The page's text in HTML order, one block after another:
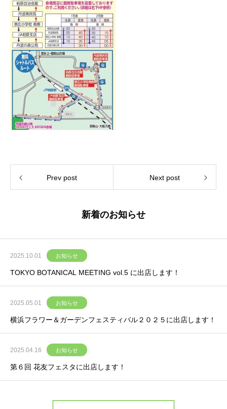
Prev post Next post
新着のお知らせ
2025.10.01 お知らせ
TOKYO BOTANICAL MEETING vol.5 に出店します！
2025.05.01 お知らせ
横浜フラワー＆ガーデンフェスティバル２０２５に出店します！
2025.04.16 お知らせ
第６回 花友フェスタに出店します！